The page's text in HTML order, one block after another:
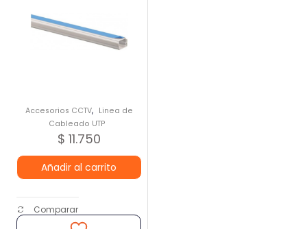
Accesorios CCTV, Linea de
Cableado UTP
$ 11.750
Añadir al carrito
Comparar